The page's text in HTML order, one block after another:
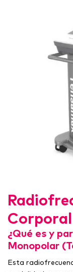
Corporal
¿Qué es y
Monopolar
Esta